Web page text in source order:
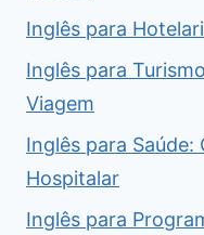
Inglês para
Inglês para
Viagem
Inglês para Saúde:
Hospitalar
Inglês para